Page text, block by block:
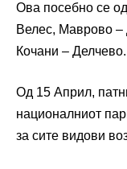
Ова посебно се
Велес, Маврово –
Кочани – Делчево.
Од 15 Април,
националниот
за сите видови